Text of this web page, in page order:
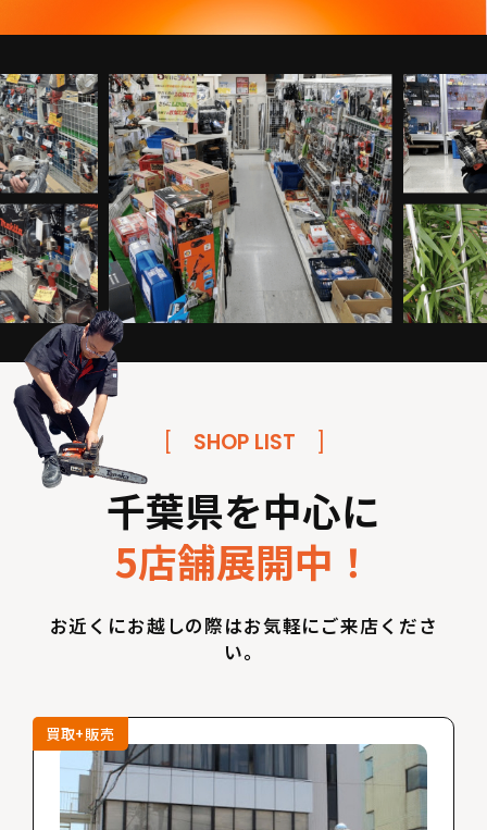
SHOP LIST
千葉県を中心に
5店舗展開中！
お近くにお越しの際はお気軽にご来店くださ
い。
買取+販売